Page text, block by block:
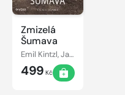
Zmizelá
Šumava
Emil Kintzl, Jan Fischer
499 Kč